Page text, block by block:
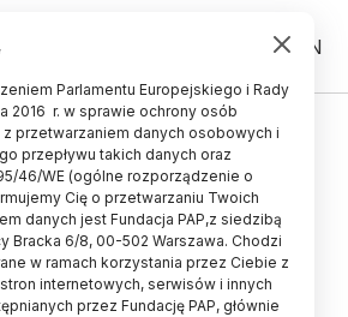
PL EN
zniknęły
06.09.2025
Parlamentu Europejskiego i Rady
2016 r. w sprawie ochrony osób
przetwarzaniem danych osobowych i
przepływu takich danych oraz
46/WE (ogólne rozporządzenie o
Cię o przetwarzaniu Twoich
danych jest Fundacja PAP,z siedzibą
Bracka 6/8, 00-502 Warszawa. Chodzi
w ramach korzystania przez Ciebie z
internetowych, serwisów i innych
przez Fundację PAP, głównie